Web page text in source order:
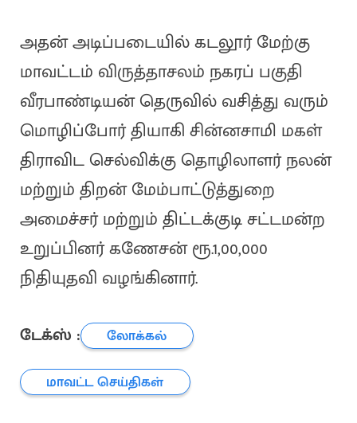
அதன் அடிப்படையில் கடலூர் மேற்கு
மாவட்டம் விருத்தாசலம் நகரப் பகுதி
வீரபாண்டியன் தெருவில் வசித்து வரும்
மொழிப்போர் தியாகி சின்னசாமி மகள்
திராவிட செல்விக்கு தொழிலாளர் நலன்
மற்றும் திறன் மேம்பாட்டுத்துறை
அமைச்சர் மற்றும் திட்டக்குடி சட்டமன்ற
உறுப்பினர் கணேசன் ரூ.1,00,000
நிதியுதவி வழங்கினார்.
டேக்ஸ் :
லோக்கல்
மாவட்ட செய்திகள்